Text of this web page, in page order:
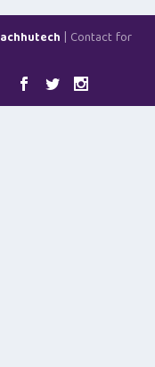
achhutech | Contact for